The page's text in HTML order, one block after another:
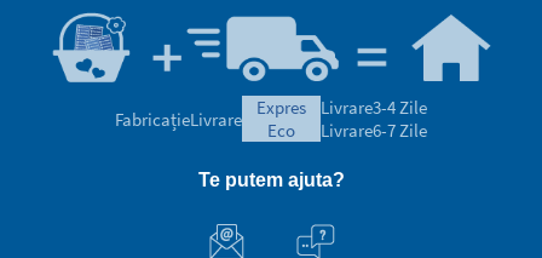
FabricațieLivrare
expres
eco
Livrare3-4 Zile
Livrare6-7 Zile
Te putem ajuta?